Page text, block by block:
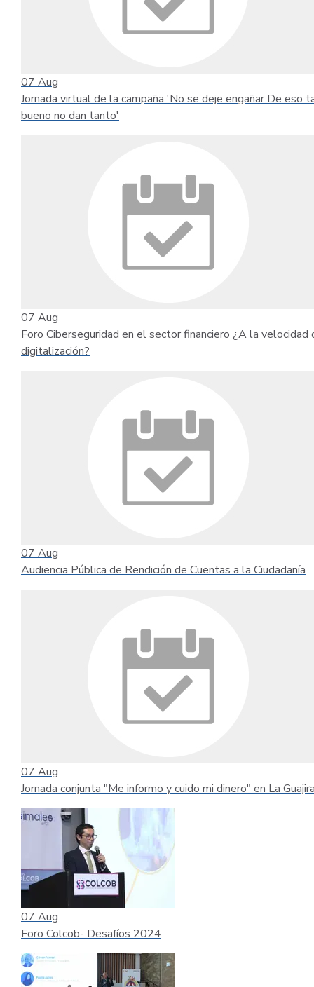
07 Aug
Jornada virtual de la campaña 'No se deje engañar De eso
bueno no dan tanto'
07 Aug
Foro Ciberseguridad en el sector financiero ¿A la velocidad
digitalización?
07 Aug
Audiencia Pública de Rendición de Cuentas a la Ciudadanía
07 Aug
Jornada conjunta "Me informo y cuido mi dinero" en La
07 Aug
Foro Colcob- Desafíos 2024